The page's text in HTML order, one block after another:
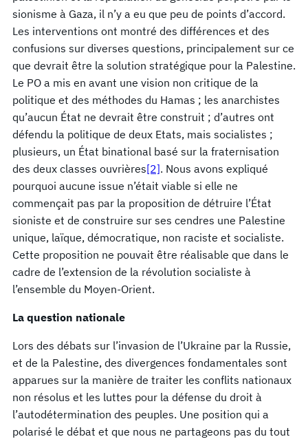
sionisme à Gaza, il n’y a eu que peu de points d’accord.
Les interventions ont montré des différences et des
confusions sur diverses questions, principalement sur ce
que devrait être la solution stratégique pour la Palestine.
Le PO a mis en avant une vision non critique de la
politique et des méthodes du Hamas ; les anarchistes
qu’aucun État ne devrait être construit ; d’autres ont
défendu la politique de deux Etats, mais socialistes ;
plusieurs, un État binational basé sur la fraternisation
des deux classes ouvrières[2]. Nous avons expliqué
pourquoi aucune issue n’était viable si elle ne
commençait pas par la proposition de détruire l’État
sioniste et de construire sur ses cendres une Palestine
unique, laïque, démocratique, non raciste et socialiste.
Cette proposition ne pouvait être réalisable que dans le
cadre de l’extension de la révolution socialiste à
l’ensemble du Moyen-Orient.
La question nationale
Lors des débats sur l’invasion de l’Ukraine par la Russie,
et de la Palestine, des divergences fondamentales sont
apparues sur la manière de traiter les conflits nationaux
non résolus et les luttes pour la défense du droit à
l’autodétermination des peuples. Une position qui a
polarisé le débat et que nous ne partageons pas du tout